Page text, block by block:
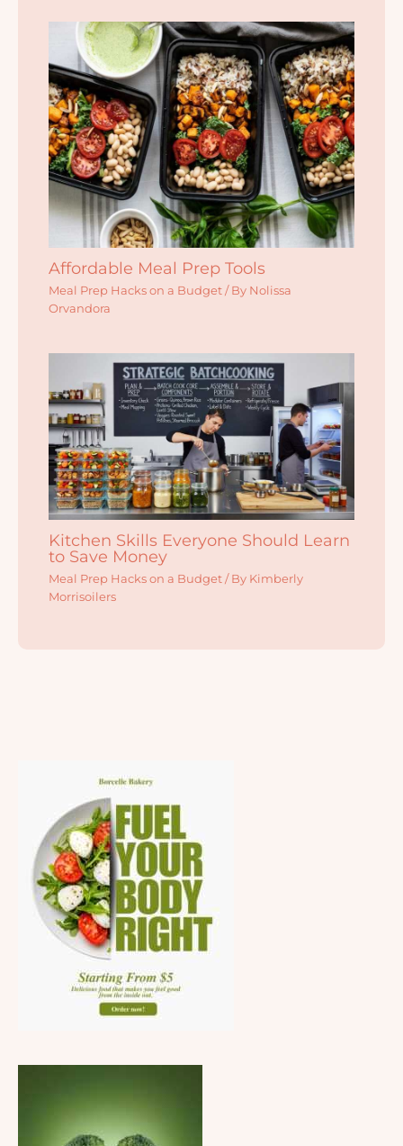
Affordable Meal Prep Tools
Meal Prep Hacks on a Budget / By Nolissa
Orvandora
Kitchen Skills Everyone Should Learn
to Save Money
Meal Prep Hacks on a Budget / By Kimberly
Morrisoilers